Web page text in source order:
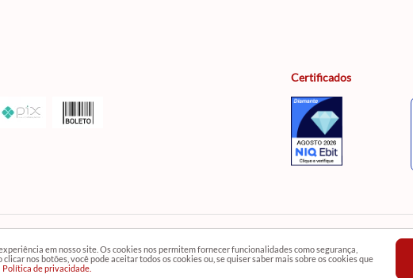
em nosso site. Os cookies nos permitem fornecer funcionalidades como segurança,
nos botões, você pode aceitar todos os cookies ou, se quiser saber mais sobre os cookies que
Política de privacidade.
Certificados
mais variedades de produtos e departamentos. Imagens meramente ilustrativas.